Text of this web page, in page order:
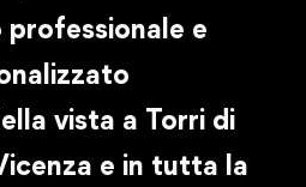
professionale e
vista a Torri di
e in tutta la